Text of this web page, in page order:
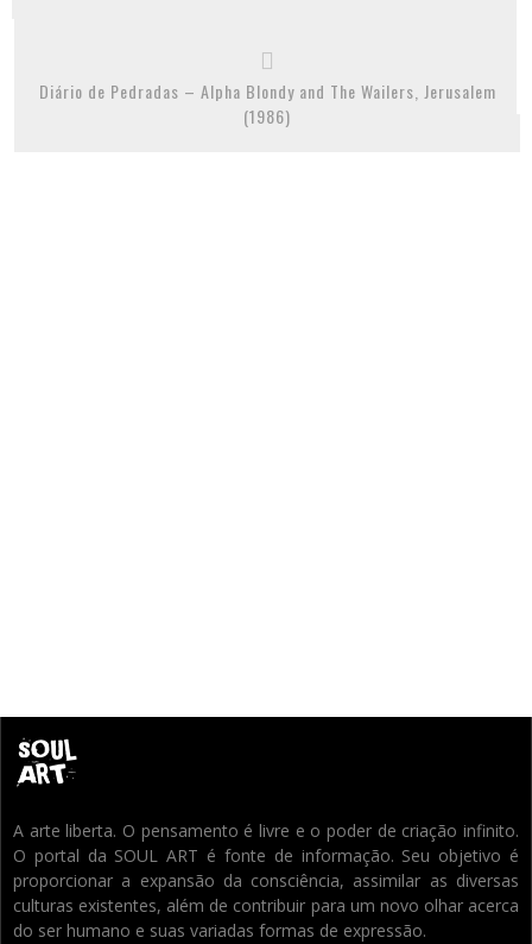
Diário de Pedradas – Alpha Blondy and The Wailers, Jerusalem
(1986)
A arte liberta. O pensamento é livre e o poder de criação infinito.
O portal da SOUL ART é fonte de informação. Seu objetivo é
proporcionar a expansão da consciência, assimilar as diversas
culturas existentes, além de contribuir para um novo olhar acerca
do ser humano e suas variadas formas de expressão.